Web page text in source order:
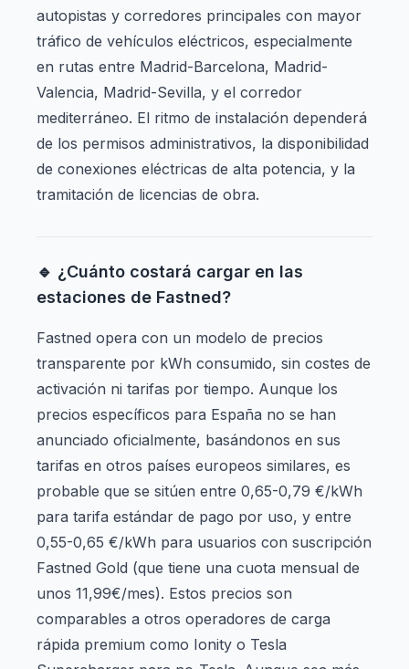
autopistas y corredores principales con mayor
tráfico de vehículos eléctricos, especialmente
en rutas entre Madrid-Barcelona, Madrid-
Valencia, Madrid-Sevilla, y el corredor
mediterráneo. El ritmo de instalación dependerá
de los permisos administrativos, la disponibilidad
de conexiones eléctricas de alta potencia, y la
tramitación de licencias de obra.
🔹 ¿Cuánto costará cargar en las
estaciones de Fastned?
Fastned opera con un modelo de precios
transparente por kWh consumido, sin costes de
activación ni tarifas por tiempo. Aunque los
precios específicos para España no se han
anunciado oficialmente, basándonos en sus
tarifas en otros países europeos similares, es
probable que se sitúen entre 0,65-0,79 €/kWh
para tarifa estándar de pago por uso, y entre
0,55-0,65 €/kWh para usuarios con suscripción
Fastned Gold (que tiene una cuota mensual de
unos 11,99€/mes). Estos precios son
comparables a otros operadores de carga
rápida premium como Ionity o Tesla